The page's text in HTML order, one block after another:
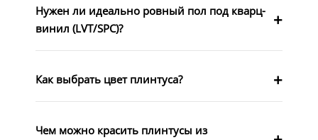
Нужен ли идеально ровный пол под кварц-
винил (LVT/SPC)?
Как выбрать цвет плинтуса?
Чем можно красить плинтусы из